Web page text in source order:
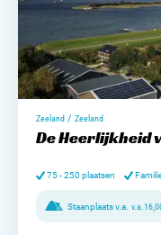
Zeeland / Zeeland
De Heerlijkheid
75 - 250 plaatsen
Staanplaats v.a. v.a.